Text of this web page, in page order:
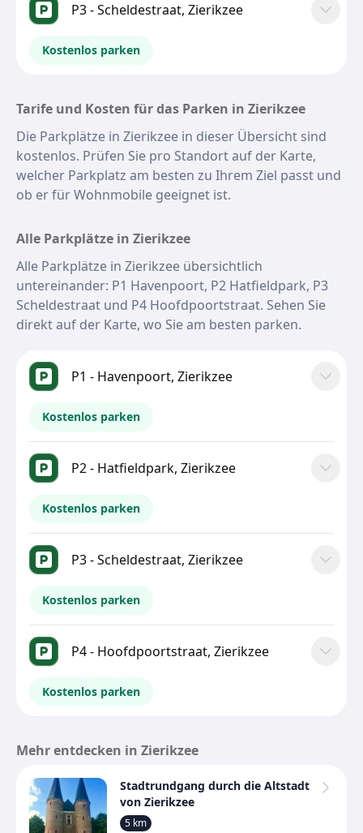
P3 - Scheldestraat, Zierikzee
Kostenlos parken
Tarife und Kosten für das Parken in Zierikzee
Die Parkplätze in Zierikzee in dieser Übersicht sind
kostenlos. Prüfen Sie pro Standort auf der Karte,
welcher Parkplatz am besten zu Ihrem Ziel passt und
ob er für Wohnmobile geeignet ist.
Alle Parkplätze in Zierikzee
Alle Parkplätze in Zierikzee übersichtlich
untereinander: P1 Havenpoort, P2 Hatfieldpark, P3
Scheldestraat und P4 Hoofdpoortstraat. Sehen Sie
direkt auf der Karte, wo Sie am besten parken.
P1 - Havenpoort, Zierikzee
Kostenlos parken
P2 - Hatfieldpark, Zierikzee
Kostenlos parken
P3 - Scheldestraat, Zierikzee
Kostenlos parken
P4 - Hoofdpoortstraat, Zierikzee
Kostenlos parken
Mehr entdecken in Zierikzee
Stadtrundgang durch die Altstadt
von Zierikzee
5 km